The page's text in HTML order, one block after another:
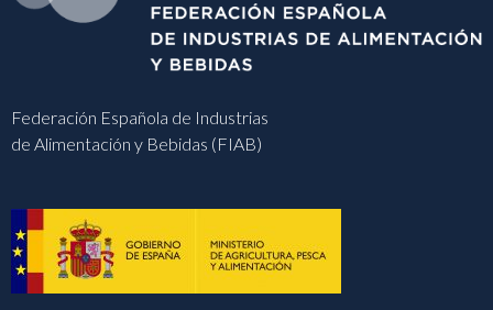
Federación Española de Industrias
de Alimentación y Bebidas (FIAB)